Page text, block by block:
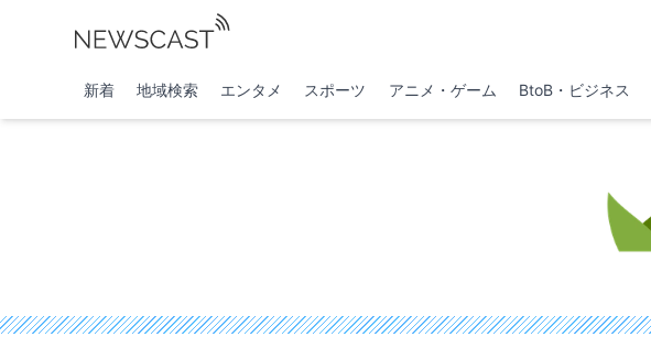
新着 地域検索 エンタメ スポーツ アニメ・ゲーム BtoB・ビジネス